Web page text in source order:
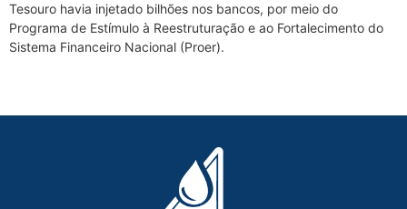
Tesouro havia injetado bilhões nos bancos, por meio do
Programa de Estímulo à Reestruturação e ao Fortalecimento do
Sistema Financeiro Nacional (Proer).